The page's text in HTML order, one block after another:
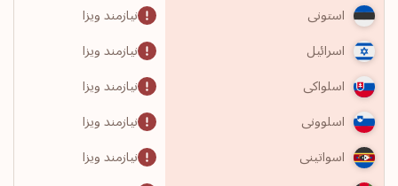
استونی
نیازمند ویزا
اسرائیل
نیازمند ویزا
اسلواکی
نیازمند ویزا
اسلوونی
نیازمند ویزا
اسواتینی
نیازمند ویزا